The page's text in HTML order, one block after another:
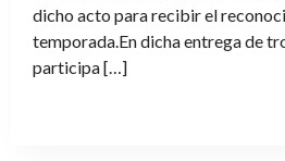
dicho acto para recibir el
temporada.En dicha entrega de
participa […]